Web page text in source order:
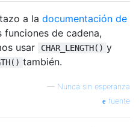
a la documentación de
funciones de cadena,
usar
CHAR_LENGTH() y
también.
— Nunca sin esperanza
fuente